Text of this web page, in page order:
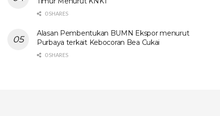
0 SHARES
Alasan Pembentukan BUMN Ekspor menurut
Purbaya terkait Kebocoran Bea Cukai
0 SHARES